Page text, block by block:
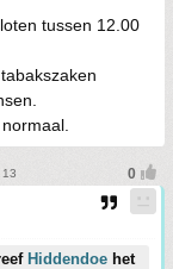
tussen 12.00
13
Hiddendoe het